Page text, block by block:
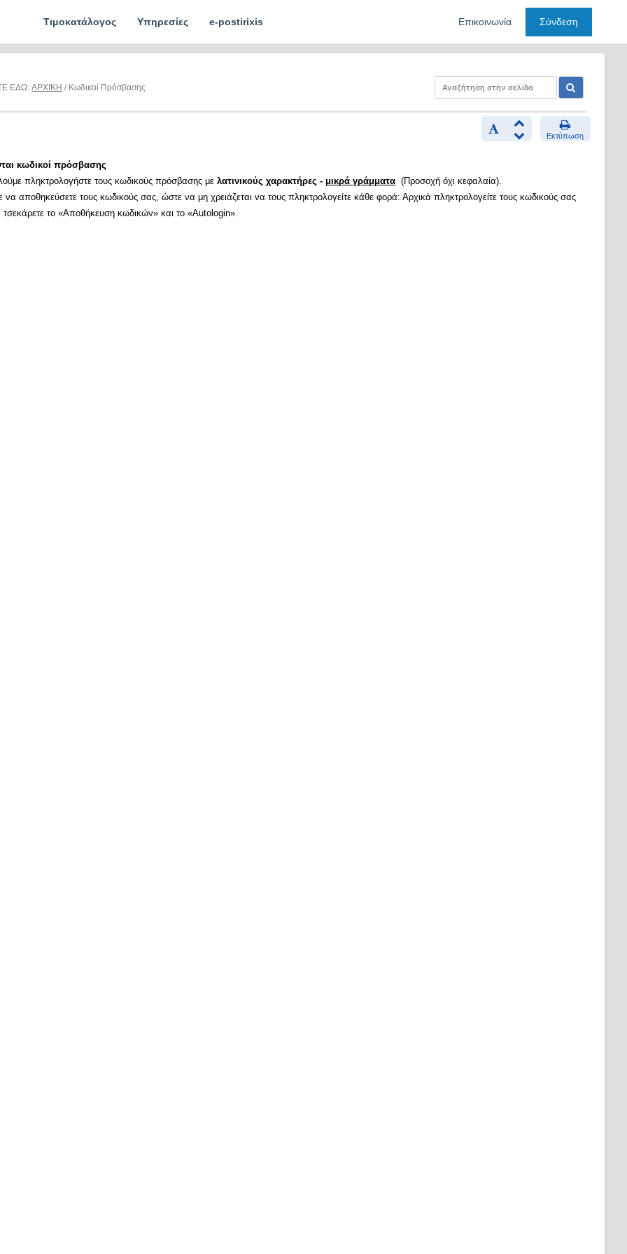
Τιμοκατάλογος Υπηρεσίες e-postirixis Επικοινωνία Σύνδεση
ΕΔΩ:ΑΡΧΙΚΗ / Κωδικοί Πρόσβασης
Εκτύπωση
κωδικοί πρόσβασης
πληκτρολογήστε τους κωδικούς πρόσβασης μελατινικούς χαρακτήρες - μικρά γράμματα (Προσοχή όχι κεφαλαία).
να αποθηκεύσετε τους κωδικούς σας, ώστε να μη χρειάζεται να τους πληκτρολογείτε κάθε φορά: Αρχικά πληκτρολογείτε τους κωδικούς σας
τσεκάρετε το «Αποθήκευση κωδικών» και το «Autologin».